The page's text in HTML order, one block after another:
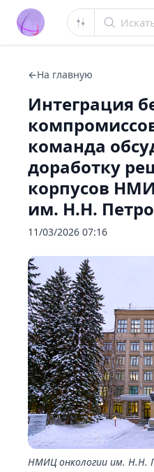
←На главную
Интеграция
команда
доработку
корпусов
им. Н.Н.
11/03/2026 07:16
НМИЦ онкологии им. Н.Н.